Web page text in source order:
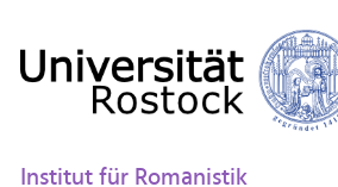
Institut für Romanistik